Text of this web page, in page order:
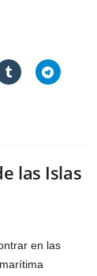
las Islas
en las